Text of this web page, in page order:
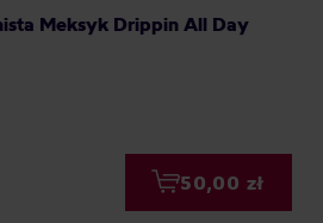
Meksyk Drippin All Day
50,00 zł